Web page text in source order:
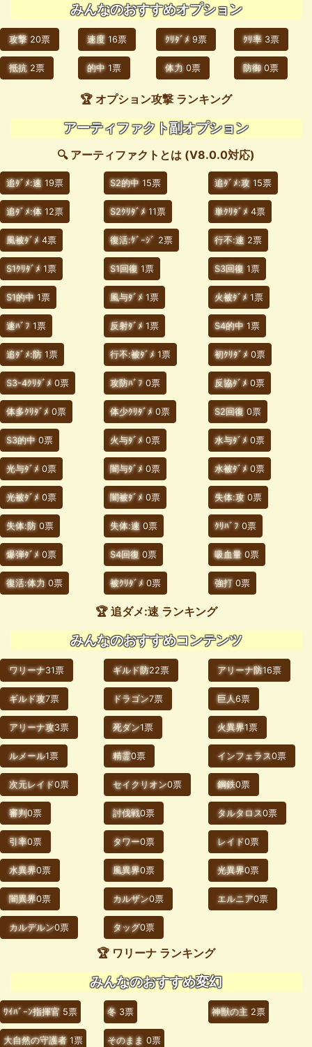
みんなのおすすめオプション
攻撃 20票 速度 16票 ｸﾘﾀﾞﾒ 9票 ｸﾘ率 3票
抵抗 2票 的中 1票 体力 0票 防御 0票
🏆 オプション攻撃 ランキング
アーティファクト副オプション
🔍 アーティファクトとは (V8.0.0対応)
追ﾀﾞﾒ:速 19票 S2的中 15票 追ﾀﾞﾒ:攻 15票
追ﾀﾞﾒ:体 12票 S2ｸﾘﾀﾞﾒ 11票 単ｸﾘﾀﾞﾒ 4票
風被ﾀﾞﾒ 4票 復活:ｹﾞｰｼﾞ 2票 行不:速 2票
S1ｸﾘﾀﾞﾒ 1票 S1回復 1票 S3回復 1票
S1的中 1票 風与ﾀﾞﾒ 1票 火被ﾀﾞﾒ 1票
速ﾊﾞﾌ 1票 反射ﾀﾞﾒ 1票 S4的中 1票
追ﾀﾞﾒ:防 1票 行不:被ﾀﾞﾒ 1票 初ｸﾘﾀﾞﾒ 0票
S3-4ｸﾘﾀﾞﾒ 0票 攻防ﾊﾞﾌ 0票 反協ﾀﾞﾒ 0票
体多ｸﾘﾀﾞﾒ 0票 体少ｸﾘﾀﾞﾒ 0票 S2回復 0票
S3的中 0票 火与ﾀﾞﾒ 0票 水与ﾀﾞﾒ 0票
光与ﾀﾞﾒ 0票 闇与ﾀﾞﾒ 0票 水被ﾀﾞﾒ 0票
光被ﾀﾞﾒ 0票 闇被ﾀﾞﾒ 0票 失体:攻 0票
失体:防 0票 失体:速 0票 ｸﾘﾊﾞﾌ 0票
爆弾ﾀﾞﾒ 0票 S4回復 0票 吸血量 0票
復活:体力 0票 被ｸﾘﾀﾞﾒ 0票 強打 0票
🏆 追ダメ:速 ランキング
みんなのおすすめコンテンツ
ワリーナ31票 ギルド防22票 アリーナ防16票
ギルド攻7票 ドラゴン7票 巨人6票
アリーナ攻3票 死ダン1票 火異界1票
ルメール1票 精霊0票 インフェラス0票
次元レイド0票 セイクリオン0票 鋼鉄0票
審判0票 討伐戦0票 タルタロス0票
引率0票 タワー0票 レイド0票
水異界0票 風異界0票 光異界0票
闇異界0票 カルザン0票 エルニア0票
カルデルン0票 タッグ0票
🏆 ワリーナ ランキング
みんなのおすすめ変幻
ﾜｲﾊﾞｰﾝ指揮官 5票 冬 3票 神獣の主 2票
大自然の守護者 1票 そのまま 0票